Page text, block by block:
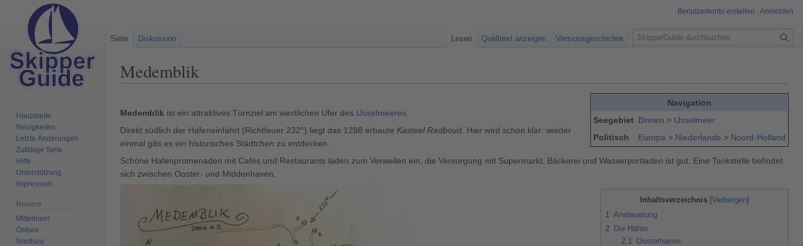
Medemblik
Navigation
springen
Suche
springen
Navigation
Seegebiet Binnen > IJsselmeer
Politisch
Europa > Niederlande > Noord-Holland
Medemblik ist ein attraktives Törnziel am westlichen Ufer des IJsselmeeres.
Direkt südlich der Hafeneinfahrt (Richtfeuer 232°) liegt das 1288 erbaute Kasteel Radboud. Hier wird schon klar: wieder
einmal gibt es ein historisches Städtchen zu entdecken.
Schöne Hafenpromenaden mit Cafés und Restaurants laden zum Verweilen ein, die Versorgung mit Supermarkt, Bäckerei und Wasserportladen ist gut. Eine Tankstelle befindet
sich zwischen Ooster- und Middenhaven.
Inhaltsverzeichnis
1 Ansteuerung
2 Die Häfen
2.1
Oosterhaven
Benutzerkonto erstellen Anmelden
Seite Diskussion Lesen Quelltext anzeigen Versionsgeschichte
S
u
e
Hauptseite
Neuigkeiten
Letzte Änderungen
Zufällige Seite
Hilfe
Unterstützung
Impressum
Reviere
Mittelmeer
Ostsee
Nordsee